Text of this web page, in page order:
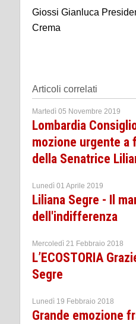
Giossi Gianluca
Crema
Articoli correlati
Martedì 05 Novembre 2019
Lombardia
mozione urgente a
della Senatrice
Lunedì 01 Aprile 2019
Liliana Segre - Il
dell'indifferenza
Mercoledì 21 Febbraio 2018
L’ECOSTORIA
Segre
Lunedì 19 Febbraio 2018
Grande emozione